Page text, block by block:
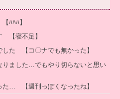
ﾊﾊﾊ】
【寝不足】
た 【コ〇ナでも無かった】
りました…でもやり切らないと思い
た… 【週刊っぽくなったね】